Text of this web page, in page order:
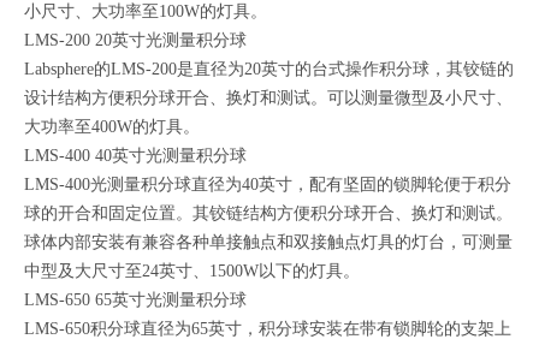
小尺寸、大功率至100W的灯具。
LMS-200 20英寸光测量积分球
Labsphere的LMS-200是直径为20英寸的台式操作积分球，其铰链的
设计结构方便积分球开合、换灯和测试。可以测量微型及小尺寸、
大功率至400W的灯具。
LMS-400 40英寸光测量积分球
LMS-400光测量积分球直径为40英寸，配有坚固的锁脚轮便于积分
球的开合和固定位置。其铰链结构方便积分球开合、换灯和测试。
球体内部安装有兼容各种单接触点和双接触点灯具的灯台，可测量
中型及大尺寸至24英寸、1500W以下的灯具。
LMS-650 65英寸光测量积分球
LMS-650积分球直径为65英寸，积分球安装在带有锁脚轮的支架上